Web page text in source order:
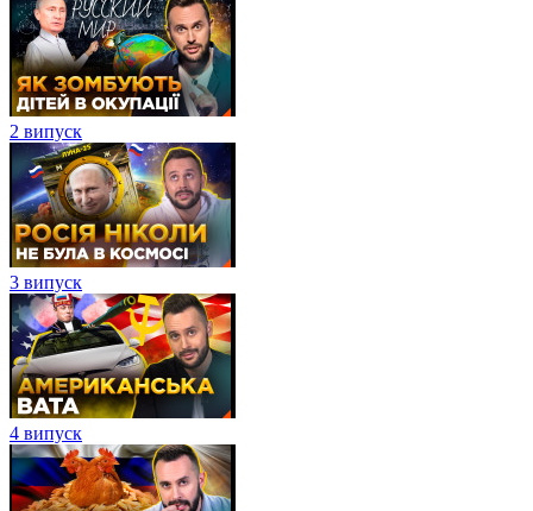
2 випуск
3 випуск
4 випуск